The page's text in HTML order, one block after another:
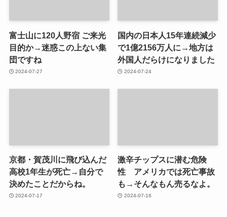
富士山に120人野宿 ご来光
目的か→迷惑この上ない集
団ですね
2024-07-27
国内の日本人15年連続減少
で1億2156万人に→地方は
外国人だらけになりました
2024-07-24
京都・賀茂川に飛び込んだ
高校1年生が死亡→自分で
決めたことだからね。
2024-07-17
激辛チップスに潜む危険
性 アメリカでは死亡事故
も→そんなもん売るなよ。
2024-07-16